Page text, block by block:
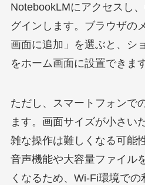
NotebookLMにアクセスし
グインします。ブラウザの
画面に追加」を選ぶと、シ
をホーム画面に設置できます
ただし、スマートフォンで
ます。画面サイズが小さい
雑な操作は難しくなる可能
音声機能や大容量ファイル
くなるため、Wi-Fi環境での